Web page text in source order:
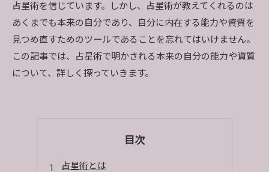
占星術を信じています。しかし、占星術が教えてくれるのは
あくまでも本来の自分であり、自分に内在する能力や資質を
見つめ直すためのツールであることを忘れてはいけません。
この記事では、占星術で明かされる本来の自分の能力や資質
について、詳しく探っていきます。
目次
占星術とは